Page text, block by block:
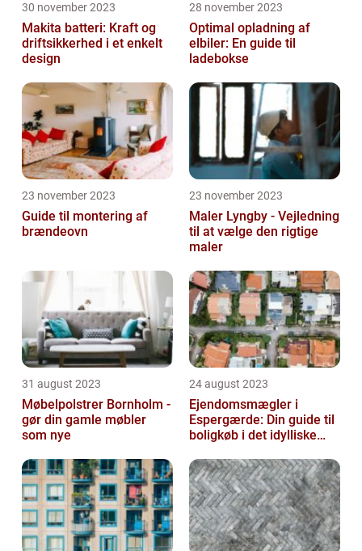
30 november 2023
Makita batteri: Kraft og
driftsikkerhed i et enkelt
design
28 november 2023
Optimal opladning af
elbiler: En guide til
ladebokse
23 november 2023
Guide til montering af
brændeovn
23 november 2023
Maler Lyngby - Vejledning
til at vælge den rigtige
maler
31 august 2023
Møbelpolstrer Bornholm -
gør din gamle møbler
som nye
24 august 2023
Ejendomsmægler i
Espergærde: Din guide til
boligkøb i det idylliske